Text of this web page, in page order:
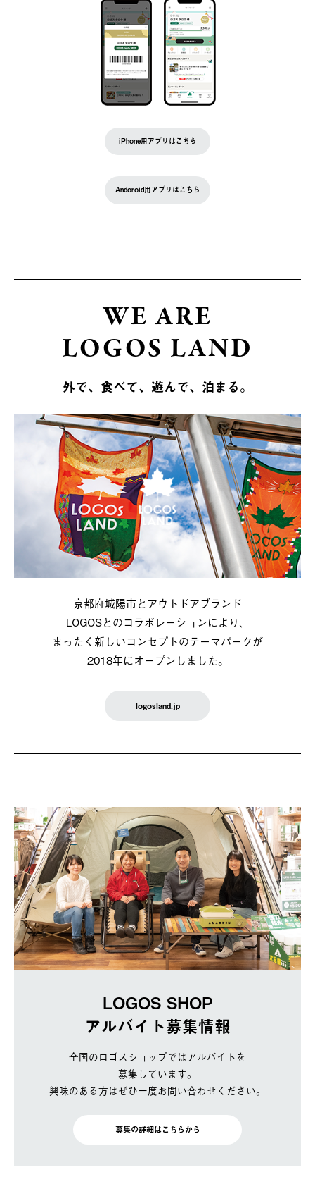
iPhone用アプリはこちら
Andoroid用アプリはこちら
WE ARE
LOGOS LAND
外で、食べて、遊んで、泊まる。
京都府城陽市とアウトドアブランド
LOGOSとのコラボレーションにより、
まったく新しいコンセプトのテーマパークが
2018年にオープンしました。
logosland.jp
LOGOS SHOP
アルバイト募集情報
全国のロゴスショップではアルバイトを
募集しています。
興味のある方はぜひ一度お問い合わせください。
募集の詳細はこちらから